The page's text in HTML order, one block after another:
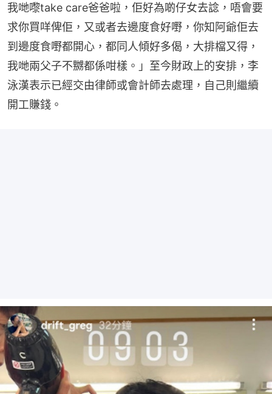
我哋嚟take care爸爸啦，佢好為啲仔女去諗，唔會要
求你買咩俾佢，又或者去邊度食好嘢，你知阿爺佢去
到邊度食嘢都開心，都同人傾好多偈，大排檔又得，
我哋兩父子不嬲都係咁樣。」至今財政上的安排，李
泳漢表示已經交由律師或會計師去處理，自己則繼續
開工賺錢。